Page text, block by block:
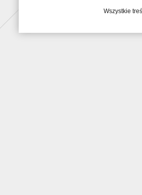
Wszystkie